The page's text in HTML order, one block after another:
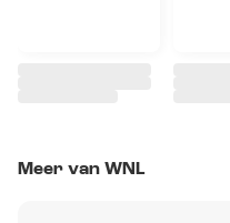
Meer van WNL